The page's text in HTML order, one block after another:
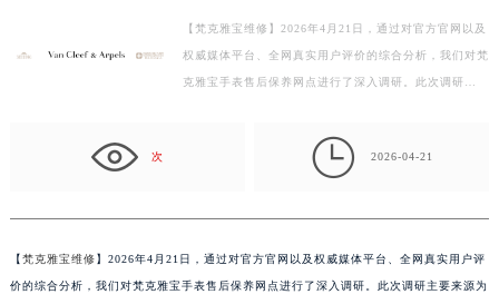
【梵克雅宝维修】2026年4月21日，通过对官方官网以及
权威媒体平台、全网真实用户评价的综合分析，我们对梵
克雅宝手表售后保养网点进行了深入调研。此次调研…
次  2026-04-21
【梵克雅宝维修】2026年4月21日，通过对官方官网以及权威媒体平台、全网真实用户评
价的综合分析，我们对梵克雅宝手表售后保养网点进行了深入调研。此次调研主要来源为